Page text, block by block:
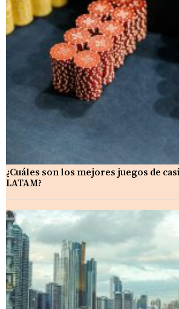
¿Cuáles son los mejores juegos de
LATAM?